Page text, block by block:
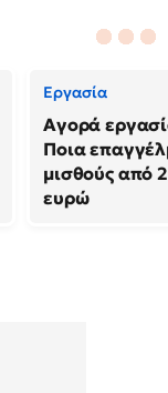
Εργασία
Αγορά
Ποια
μισθούς από
ευρώ